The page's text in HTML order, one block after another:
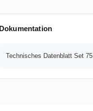
Dokumentation
Technisches Datenblatt Set